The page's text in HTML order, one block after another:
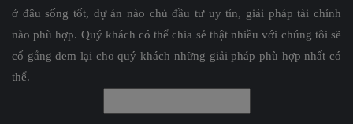
ở đâu sống tốt, dự án nào chủ đầu tư uy tín, giải pháp tài chính
nào phù hợp. Quý khách có thể chia sẻ thật nhiều với chúng tôi sẽ
cố gắng đem lại cho quý khách những giải pháp phù hợp nhất có
thể.